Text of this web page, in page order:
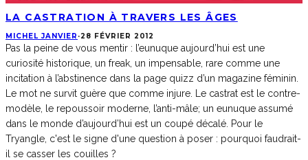
LA CASTRATION À TRAVERS LES ÂGES
MICHEL JANVIER ·28 FÉVRIER 2012
Pas la peine de vous mentir : l’eunuque aujourd’hui est une
curiosité historique, un freak, un impensable, rare comme une
incitation à l’abstinence dans la page quizz d’un magazine féminin.
Le mot ne survit guère que comme injure. Le castrat est le contre-
modèle, le repoussoir moderne, l’anti-mâle; un eunuque assumé
dans le monde d’aujourd’hui est un coupé décalé. Pour le
Tryangle, c'est le signe d'une question à poser : pourquoi faudrait-
il se casser les couilles ?